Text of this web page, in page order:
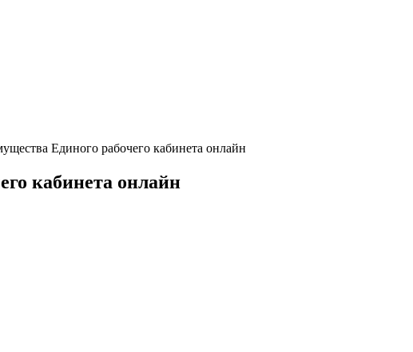
Единого рабочего кабинета онлайн
кабинета онлайн